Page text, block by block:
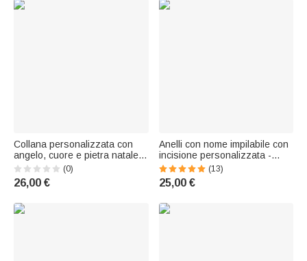
Collana personalizzata con
angelo, cuore e pietra natale,
con nome – Gioiello
commemorativo – Regalo per
l'anniversario per mamma,
(0)
26,00 €
Anelli con nome impilabile con
incisione personalizzata -
Callie
(13)
25,00 €